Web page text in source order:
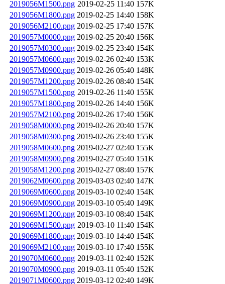
2019056M1500.png 2019-02-25 11:40 157K
2019056M1800.png 2019-02-25 14:40 158K
2019056M2100.png 2019-02-25 17:40 157K
2019057M0000.png 2019-02-25 20:40 156K
2019057M0300.png 2019-02-25 23:40 154K
2019057M0600.png 2019-02-26 02:40 153K
2019057M0900.png 2019-02-26 05:40 148K
2019057M1200.png 2019-02-26 08:40 154K
2019057M1500.png 2019-02-26 11:40 155K
2019057M1800.png 2019-02-26 14:40 156K
2019057M2100.png 2019-02-26 17:40 156K
2019058M0000.png 2019-02-26 20:40 157K
2019058M0300.png 2019-02-26 23:40 155K
2019058M0600.png 2019-02-27 02:40 155K
2019058M0900.png 2019-02-27 05:40 151K
2019058M1200.png 2019-02-27 08:40 157K
2019062M0600.png 2019-03-03 02:40 147K
2019069M0600.png 2019-03-10 02:40 154K
2019069M0900.png 2019-03-10 05:40 149K
2019069M1200.png 2019-03-10 08:40 154K
2019069M1500.png 2019-03-10 11:40 154K
2019069M1800.png 2019-03-10 14:40 154K
2019069M2100.png 2019-03-10 17:40 155K
2019070M0600.png 2019-03-11 02:40 152K
2019070M0900.png 2019-03-11 05:40 152K
2019071M0600.png 2019-03-12 02:40 149K